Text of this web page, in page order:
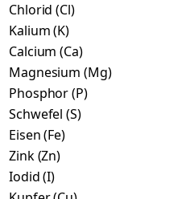
Chlorid (Cl)
Kalium (K)
Calcium (Ca)
Magnesium (Mg)
Phosphor (P)
Schwefel (S)
Eisen (Fe)
Zink (Zn)
Iodid (I)